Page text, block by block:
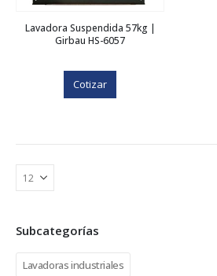
Lavadora Suspendida 57kg |
Girbau HS-6057
Cotizar
Subcategorías
Lavadoras industriales